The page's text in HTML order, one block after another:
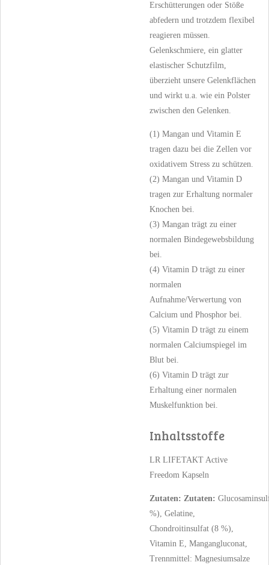
Erschütterungen oder Stöße
abfedern und trotzdem flexibel
reagieren müssen.
Gelenkschmiere, ein glatter
elastischer Schutzfilm,
überzieht unsere Gelenkflächen
und wirkt u.a. wie ein Polster
zwischen den Gelenken.
(1) Mangan und Vitamin E
tragen dazu bei die Zellen vor
oxidativem Stress zu schützen.
(2) Mangan und Vitamin D
tragen zur Erhaltung normaler
Knochen bei.
(3) Mangan trägt zu einer
normalen Bindegewebsbildung
bei.
(4) Vitamin D trägt zu einer
normalen
Aufnahme/Verwertung von
Calcium und Phosphor bei.
(5) Vitamin D trägt zu einem
normalen Calciumspiegel im
Blut bei.
(6) Vitamin D trägt zur
Erhaltung einer normalen
Muskelfunktion bei.
Inhaltsstoffe
LR LIFETAKT Active
Freedom Kapseln
Zutaten: Zutaten:
%), Gela­tine,
Chondroitinsulfat (8 %),
Vitamin E, Mangan­glu­conat,
Trennmittel: Magnesiumsalze